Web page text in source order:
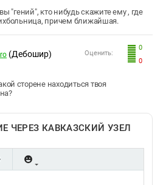
"гений", кто нибудь скажите ему , где
причем ближайшая.
0
0
Оценить:
(Дебошир)
сторене находиться твоя
ЧЕРЕЗ КАВКАЗСКИЙ УЗЕЛ